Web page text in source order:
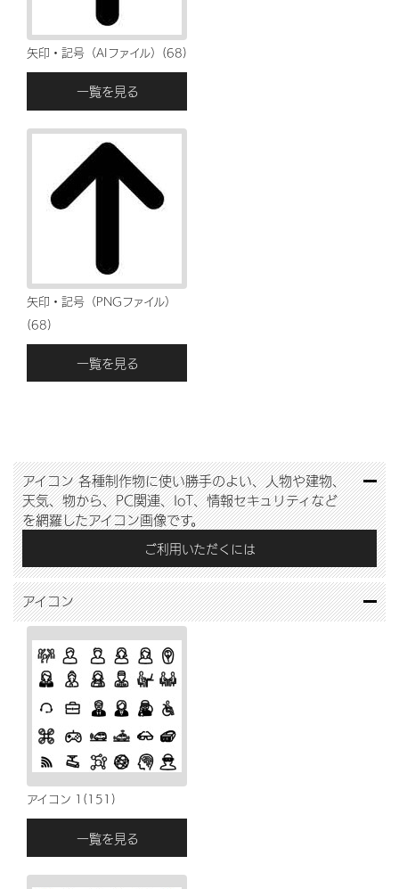
矢印・記号（AIファイル）(68)
一覧を見る
矢印・記号（PNGファイル）
(68)
一覧を見る
アイコン各種制作物に使い勝手のよい、人物や建物、
天気、物から、PC関連、IoT、情報セキュリティなど
を網羅したアイコン画像です。
ご利用いただくには
アイコン
アイコン 1(151)
一覧を見る